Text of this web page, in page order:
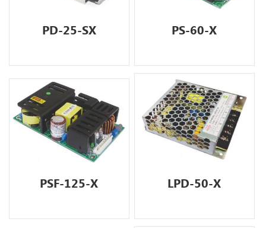
PD-25-SX PS-60-X
PSF-125-X LPD-50-X